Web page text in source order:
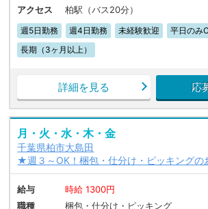
アクセス
柏駅（バス20分）
週5日勤務 週4日勤務 未経験歓迎 平日のみ
長期（3ヶ月以上）
詳細を見る 応
月・火・水・木・金
千葉県柏市大島田
★週３～OK！梱包・仕分け・ピッキング
給与
時給 1300円
職種
梱包・仕分け・ピッキング